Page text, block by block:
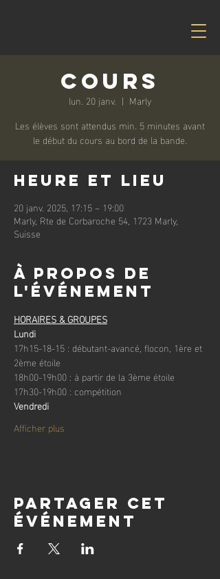
Cours
lun. 20 janv.
  |
Marly
Les élèves sont attendus min. 5 minutes avant
le début du cours au bord de la bande.
Heure et lieu
20 janv. 2025, 17:15 – 19:00
Marly, Rte de Corbaroche 54, 1723 Marly,
Suisse
À propos de
l'événement
HORAIRES & GROUPES
Lundi
17h15-18-15 : débutant-avancé, flocon, 1ère et
2ème étoile
18h00-19h00 : à partir de la 3ème étoile
17h30-19h00 : compétition
Vendredi
Afficher plus
Partager cet
événement